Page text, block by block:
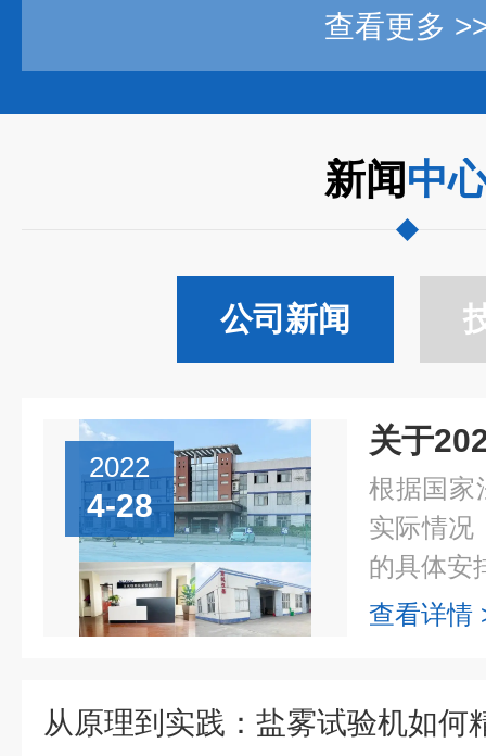
查看更多
新闻中
公司新闻
2022
4-28
根据国家
实际情况
的具体安
查看详情